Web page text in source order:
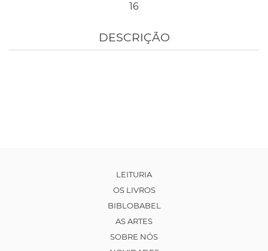
16
DESCRIÇÃO
LEITURIA
OS LIVROS
BIBLOBABEL
AS ARTES
SOBRE NÓS